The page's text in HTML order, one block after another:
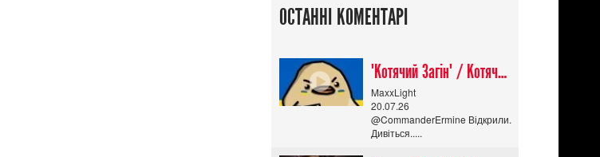
ОСТАННІ КОМЕНТАРІ
"Котячий Загін" / Котячий апокаліпсис / Cat Shit One
MaxxLight
20.07.26
@CommanderErmine Відкрили.
Дивіться.....